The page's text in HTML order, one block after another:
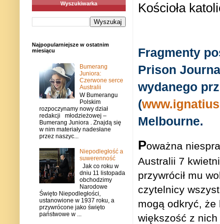
Kościoła
Fragmenty
Prison
wydanego
(
Melbourne.
Poważna
Australii 7
przywrócił mu
czytelnicy
mogą odkryć, że
większość z
Wyszukiwarka
Najpopularniejsze w ostatnim
miesiącu
Bumerang
Juniora:
Czerwone serce
Australii
W Bumerangu
Polskim
rozpoczynamy nowy dział
redakcji młodzieżowej –
Bumerang Juniora . Znajdą się
w nim materiały nadesłane
przez naszyc...
Niepodległość a
suwerenność
Jak co roku w
dniu 11 listopada
obchodzimy
Narodowe
Święto Niepodległości,
ustanowione w 1937 roku, a
przywrócone jako święto
państwowe w ...